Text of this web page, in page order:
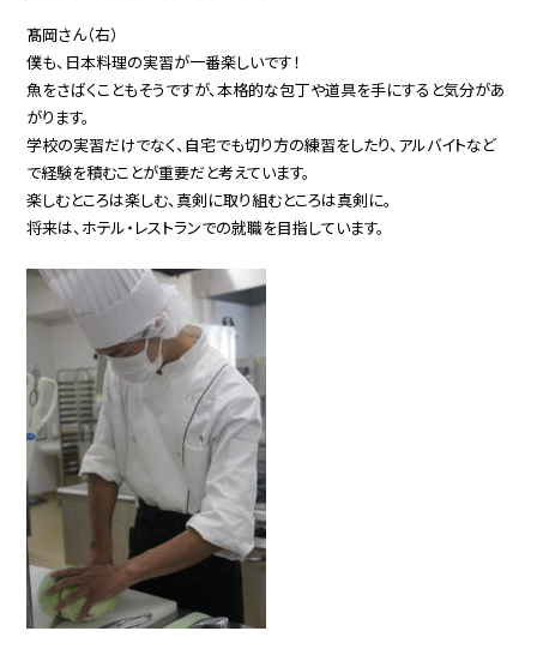
髙岡さん（右）
僕も、日本料理の実習が一番楽しいです！
魚をさばくこともそうですが、本格的な包丁や道具を手にすると気分があ
がります。
学校の実習だけでなく、自宅でも切り方の練習をしたり、アルバイトなど
で経験を積むことが重要だと考えています。
楽しむところは楽しむ、真剣に取り組むところは真剣に。
将来は、ホテル・レストランでの就職を目指しています。